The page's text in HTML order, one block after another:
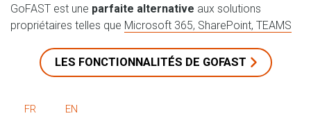
GoFAST est une parfaite alternative aux solutions
propriétaires telles que Microsoft 365, SharePoint, TEAMS
LES FONCTIONNALITÉS DE GOFAST
FR EN